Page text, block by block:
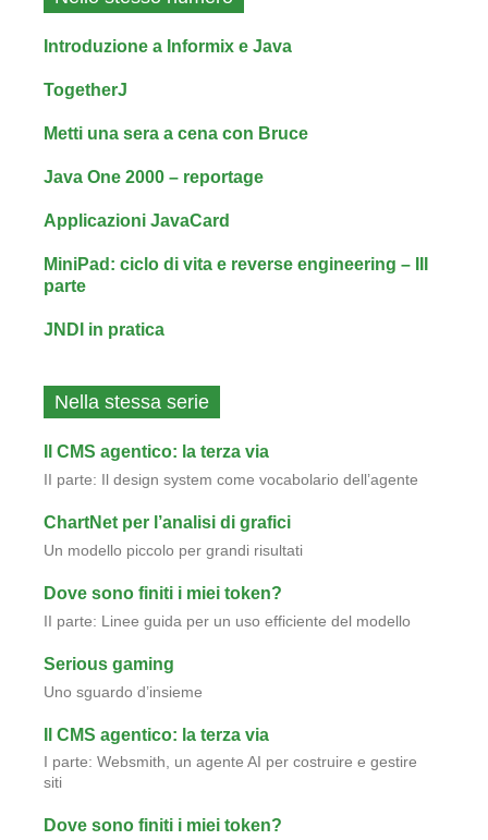
Introduzione a Informix e Java
TogetherJ
Metti una sera a cena con Bruce
Java One 2000 – reportage
Applicazioni JavaCard
MiniPad: ciclo di vita e reverse engineering – III
parte
JNDI in pratica
Nella stessa serie
Il CMS agentico: la terza via
II parte: Il design system come vocabolario dell’agente
ChartNet per l’analisi di grafici
Un modello piccolo per grandi risultati
Dove sono finiti i miei token?
II parte: Linee guida per un uso efficiente del modello
Serious gaming
Uno sguardo d’insieme
Il CMS agentico: la terza via
I parte: Websmith, un agente AI per costruire e gestire
siti
Dove sono finiti i miei token?